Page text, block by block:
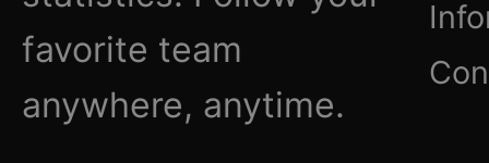
favorite team
anywhere, anytime.